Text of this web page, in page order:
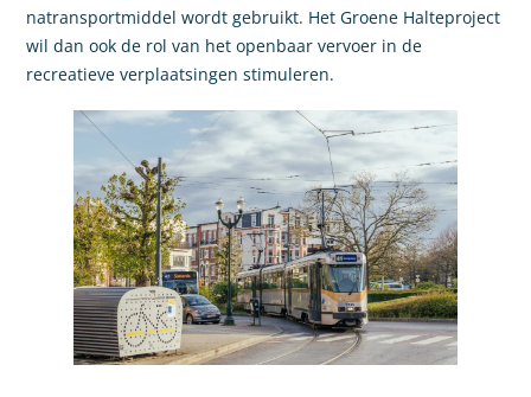
natransportmiddel wordt gebruikt. Het Groene Halteproject
wil dan ook de rol van het openbaar vervoer in de
recreatieve verplaatsingen stimuleren.